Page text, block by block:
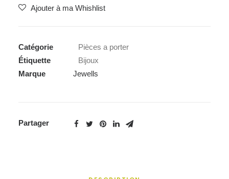
Ajouter à ma Whishlist
Catégorie
Pièces a porter
Étiquette
Bijoux
Marque
Jewells
Partager